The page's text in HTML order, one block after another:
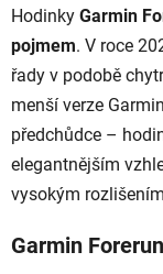
Hodinky Garmin
pojmem. V roce
řady v podobě
menší verze
předchůdce –
elegantnějším
vysokým
Garmin